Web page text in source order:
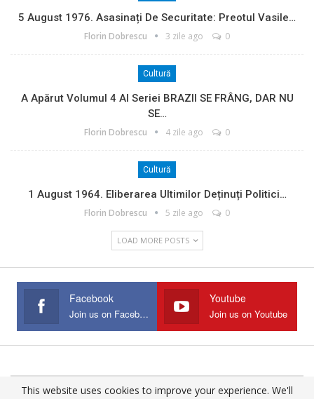
5 August 1976. Asasinați De Securitate: Preotul Vasile…
Florin Dobrescu 3 zile ago 0
Cultură
A Apărut Volumul 4 Al Seriei BRAZII SE FRÂNG, DAR NU
SE…
Florin Dobrescu 4 zile ago 0
Cultură
1 August 1964. Eliberarea Ultimilor Deținuți Politici…
Florin Dobrescu 5 zile ago 0
LOAD MORE POSTS
Facebook
Join us on Facebook
Youtube
Join us on Youtube
© 2025 - All Rights Reserved.
This website uses cookies to improve your experience. We'll